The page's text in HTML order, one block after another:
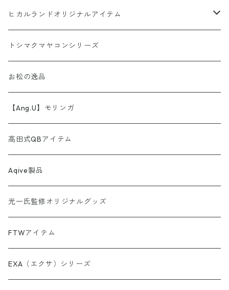
ヒカルランドオリジナルアイテム
AINORI（愛意乗り）シリーズ
【第1弾】AINORI（愛意乗り）カード
【第2弾】AINORI（愛意乗り）カード（ほか）
AINORinQ（あいのりんく）
お守り数列・強化版 全33種
ストール
波動シール＆カード
非常食セット
スピーカー
トシマクマヤコンシリーズ
お松の逸品
【Ang.U】モリンガ
高田式QBアイテム
Aqive製品
光一氏監修オリジナルグッズ
FTWアイテム
EXA（エクサ）シリーズ